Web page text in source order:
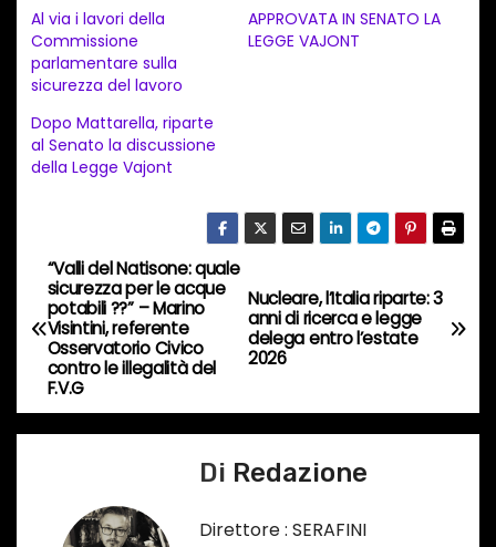
a
m
e
n
t
c
o
r
s
o
…
Al via i lavori della
Commissione
parlamentare sulla
sicurezza del lavoro
APPROVATA IN SENATO LA
LEGGE VAJONT
Dopo Mattarella, riparte
al Senato la discussione
della Legge Vajont
N
a
v
i
Nucleare, l’Italia riparte: 3
anni di ricerca e legge
delega entro l’estate
2026
“Valli del Natisone: quale
sicurezza per le acque
potabili ??” – Marino
Visintini, referente
Osservatorio Civico
contro le illegalità del
F.V.G
Di Redazione
Direttore : SERAFINI